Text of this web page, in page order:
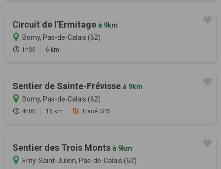
Circuit de l’Ermitage à 9km
Bomy, Pas-de-Calais (62)
1h30 6 km
Sentier de Sainte-Frévisse à 9km
Bomy, Pas-de-Calais (62)
4h00 16 km Tracé GPS
Sentier des Trois Monts à 9km
Erny-Saint-Julien, Pas-de-Calais (62)